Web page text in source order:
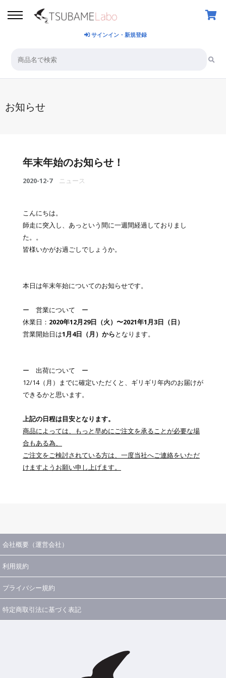
サインイン・新規登録
お知らせ
年末年始のお知らせ！
2020-12-7 ニュース
こんにちは。
師走に突入し、あっという間に一週間経過しておりまし
た。。
皆様いかがお過ごしでしょうか。
本日は年末年始についてのお知らせです。
ー 営業について ー
休業日： 2020年12月29日（火）〜2021年1月3日（日）
営業開始日は1月4日（月）からとなります。
ー 出荷について ー
12/14（月）までに確定いただくと、ギリギリ年内のお届けが
できるかと思います。
上記の日程は目安となります。
商品によっては、もっと早めにご注文を承ることが必要な場
合もある為、
ご注文をご検討されている方は、一度当社へご連絡をいただ
けますようお願い申し上げます。
会社概要（運営会社）
利用規約
プライバシー規約
特定商取引法に基づく表記